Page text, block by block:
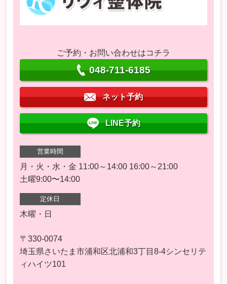
ご予約・お問い合わせはコチラ
048-711-6185
ネット予約
LINE予約
営業時間
月・火・水・金 11:00～14:00 16:00～21:00
土曜9:00〜14:00
定休日
木曜・日
〒330-0074
埼玉県さいたま市浦和区北浦和3丁目8-4シンセリテ
ィハイツ101